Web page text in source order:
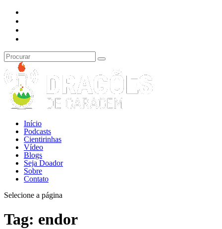
Início
Podcasts
Cientirinhas
Vídeo
Blogs
Seja Doador
Sobre
Contato
Selecione a página
Tag: endor